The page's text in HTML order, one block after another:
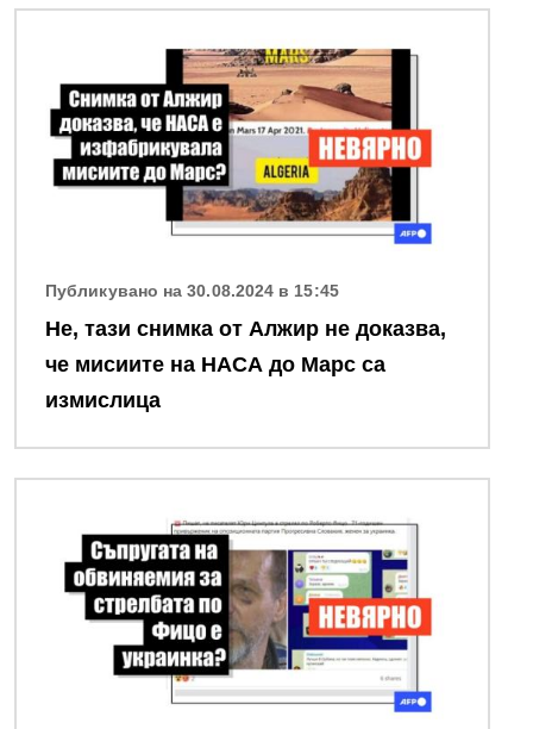
Публикувано на 30.08.2024 в 15:45
Не, тази снимка от Алжир не доказва,
че мисиите на НАСА до Марс са
измислица